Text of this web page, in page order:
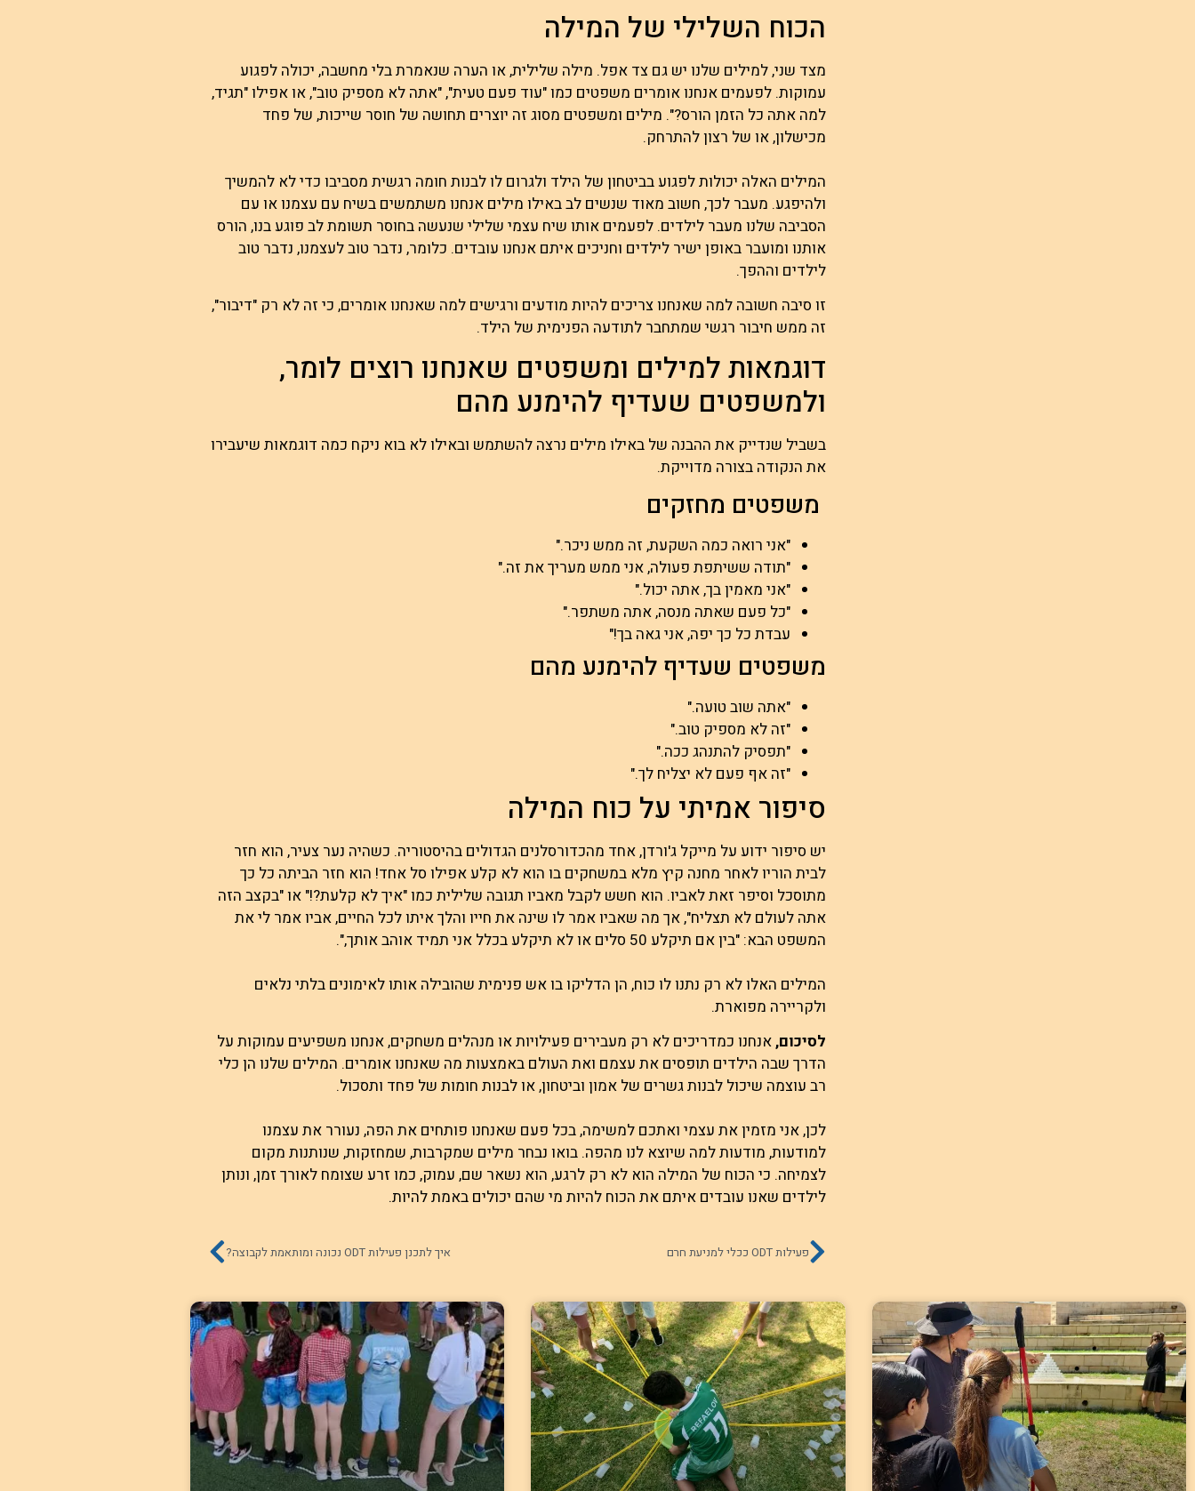
הכוח השלילי של המילה
מצד שני, למילים שלנו יש גם צד אפל. מילה שלילית, או הערה שנאמרת בלי מחשבה, יכולה לפגוע
עמוקות. לפעמים אנחנו אומרים משפטים כמו "עוד פעם טעית", "אתה לא מספיק טוב", או אפילו "תגיד,
למה אתה כל הזמן הורס?". מילים ומשפטים מסוג זה יוצרים תחושה של חוסר שייכות, של פחד
מכישלון, או של רצון להתרחק.
המילים האלה יכולות לפגוע בביטחון של הילד ולגרום לו לבנות חומה רגשית מסביבו כדי לא להמשיך
ולהיפגע. מעבר לכך, חשוב מאוד שנשים לב באילו מילים אנחנו משתמשים בשיח עם עצמנו או עם
הסביבה שלנו מעבר לילדים. לפעמים אותו שיח עצמי שלילי שנעשה בחוסר תשומת לב פוגע בנו, הורס
אותנו ומועבר באופן ישיר לילדים וחניכים איתם אנחנו עובדים. כלומר, נדבר טוב לעצמנו, נדבר טוב
לילדים וההפך.
זו סיבה חשובה למה שאנחנו צריכים להיות מודעים ורגישים למה שאנחנו אומרים, כי זה לא רק "דיבור",
זה ממש חיבור רגשי שמתחבר לתודעה הפנימית של הילד.
דוגמאות למילים ומשפטים שאנחנו רוצים לומר,
ולמשפטים שעדיף להימנע מהם
בשביל שנדייק את ההבנה של באילו מילים נרצה להשתמש ובאילו לא בוא ניקח כמה דוגמאות שיעבירו
את הנקודה בצורה מדוייקת.
משפטים מחזקים
"אני רואה כמה השקעת, זה ממש ניכר."
"תודה ששיתפת פעולה, אני ממש מעריך את זה."
"אני מאמין בך, אתה יכול."
"כל פעם שאתה מנסה, אתה משתפר."
עבדת כל כך יפה, אני גאה בך!"
משפטים שעדיף להימנע מהם
"אתה שוב טועה."
"זה לא מספיק טוב."
"תפסיק להתנהג ככה."
"זה אף פעם לא יצליח לך."
סיפור אמיתי על כוח המילה
יש סיפור ידוע על מייקל ג'ורדן, אחד מהכדורסלנים הגדולים בהיסטוריה. כשהיה נער צעיר, הוא חזר
לבית הוריו לאחר מחנה קיץ מלא במשחקים בו הוא לא קלע אפילו סל אחד! הוא חזר הביתה כל כך
מתוסכל וסיפר זאת לאביו. הוא חשש לקבל מאביו תגובה שלילית כמו "איך לא קלעת?!" או "בקצב הזה
אתה לעולם לא תצליח", אך מה שאביו אמר לו שינה את חייו והלך איתו לכל החיים, אביו אמר לי את
המשפט הבא: "בין אם תיקלע 50 סלים או לא תיקלע בכלל אני תמיד אוהב אותך,".
המילים האלו לא רק נתנו לו כוח, הן הדליקו בו אש פנימית שהובילה אותו לאימונים בלתי נלאים
ולקריירה מפוארת.
לסיכום,אנחנו כמדריכים לא רק מעבירים פעילויות או מנהלים משחקים, אנחנו משפיעים עמוקות על
הדרך שבה הילדים תופסים את עצמם ואת העולם באמצעות מה שאנחנו אומרים. המילים שלנו הן כלי
רב עוצמה שיכול לבנות גשרים של אמון וביטחון, או לבנות חומות של פחד ותסכול.
לכן, אני מזמין את עצמי ואתכם למשימה, בכל פעם שאנחנו פותחים את הפה, נעורר את עצמנו
למודעות, מודעות למה שיוצא לנו מהפה. בואו נבחר מילים שמקרבות, שמחזקות, שנותנות מקום
לצמיחה. כי הכוח של המילה הוא לא רק לרגע, הוא נשאר שם, עמוק, כמו זרע שצומח לאורך זמן, ונותן
לילדים שאנו עובדים איתם את הכוח להיות מי שהם יכולים באמת להיות.
פעילות ODT ככלי למניעת חרם איך לתכנן פעילות ODT נכונה ומותאמת לקבוצה?